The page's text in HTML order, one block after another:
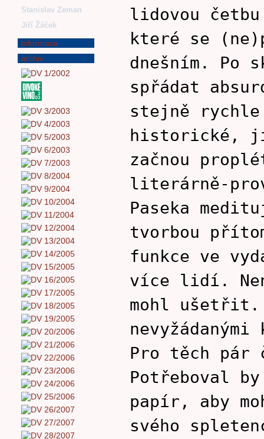
Stanislav Zeman
Jiří Žáček
informace
archiv
lidovou
které se
dnešním. Po
spřádat
stejně
historické,
začnou
literárně-
Paseka
tvorbou
funkce ve
více lidí.
mohl ušetřit.
Pro těch pár
Potřeboval
papír, aby
svého